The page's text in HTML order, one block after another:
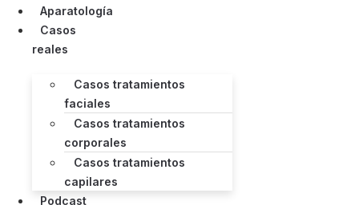
Aparatología
Casos
reales
Casos tratamientos
faciales
Casos tratamientos
corporales
Casos tratamientos
capilares
Podcast